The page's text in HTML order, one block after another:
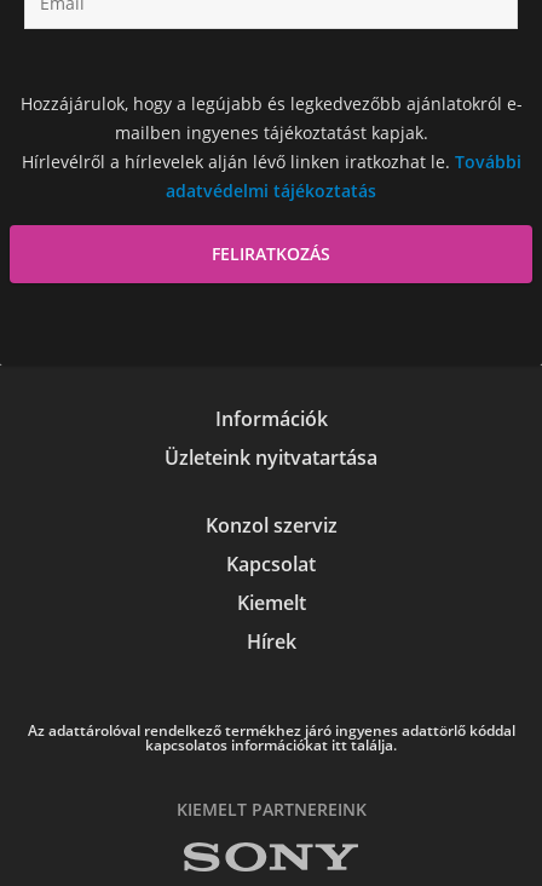
Hozzájárulok, hogy a legújabb és legkedvezőbb ajánlatokról e-
mailben ingyenes tájékoztatást kapjak.
Hírlevélről a hírlevelek alján lévő linken iratkozhat le. További
adatvédelmi tájékoztatás
Információk
Üzleteink nyitvatartása
Konzol szerviz
Kapcsolat
Kiemelt
Hírek
Az adattárolóval rendelkező termékhez járó ingyenes adattörlő kóddal
kapcsolatos információkat itt találja.
KIEMELT PARTNEREINK